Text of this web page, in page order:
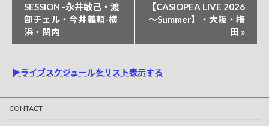
ト
ビ
ゲ
ー
SESSION -永井敏己・渡
部チェル・今井義頼-横
浜・関内
【CASIOPEA LIVE 2026
～Summer】・大阪・梅
田 »
▶ライブスケジュールをリスト表示する
CONTACT